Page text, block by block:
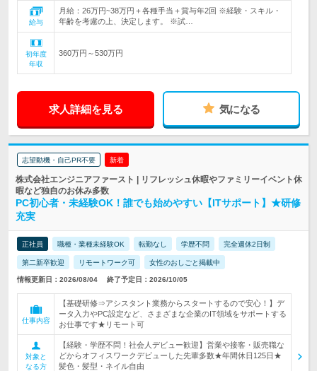
給与
月給：26万円~38万円＋各種手当＋賞与年2回 ※経験・スキル・
年齢を考慮の上、決定します。 ※試…
初年度
年収
360万円～530万円
求人詳細を見る 気になる
志望動機・自己PR不要 新着
株式会社エンジニアファースト | リフレッシュ休暇やファミリーイベント休
暇など独自のお休み多数
PC初心者・未経験OK！誰でも始めやすい【ITサポート】★研修
充実
正社員 職種・業種未経験OK 転勤なし 学歴不問 完全週休2日制
第二新卒歓迎 リモートワーク可 女性のおしごと掲載中
情報更新日：2026/08/04 終了予定日：2026/10/05
仕事内容
【基礎研修⇒アシスタント業務からスタートするので安心！】デ
ータ入力やPC設定など、さまざまな企業のIT領域をサポートする
お仕事です★リモート可
対象と
なる方
【経験・学歴不問！社会人デビュー歓迎】営業や接客・販売職な
どからオフィスワークデビューした先輩多数★年間休日125日★
髪色・髪型・ネイル自由